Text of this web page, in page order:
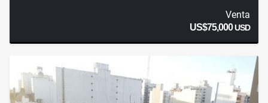
Venta
US$75,000USD